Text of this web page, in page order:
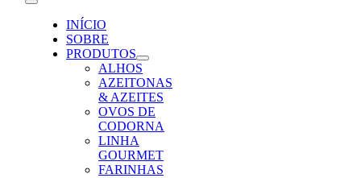
Toggle
NavigationINÍCIO
SOBRE
PRODUTOS
ALHOS
AZEITONAS
& AZEITES
OVOS DE
CODORNA
LINHA
GOURMET
FARINHAS